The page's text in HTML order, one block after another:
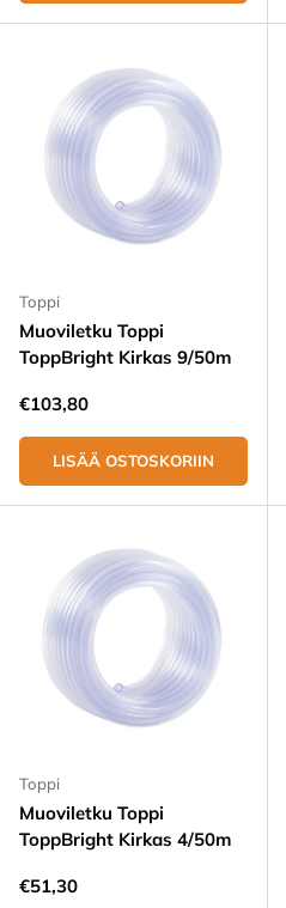
Toppi
Muoviletku Toppi
ToppBright Kirkas 9/50m
Normaali hinta
€103,80
LISÄÄ OSTOSKORIIN
Toppi
Muoviletku Toppi
ToppBright Kirkas 4/50m
Normaali hinta
€51,30